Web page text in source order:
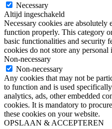
Necessary
Altijd ingeschakeld
Necessary cookies are absolutely
function properly. This category
basic functionalities and security
cookies do not store any personal
Non-necessary
Non-necessary
Any cookies that may not be
to function and is used
analytics, ads, other embedded
cookies. It is mandatory to
these cookies on your website.
OPSLAAN & ACCEPTEREN